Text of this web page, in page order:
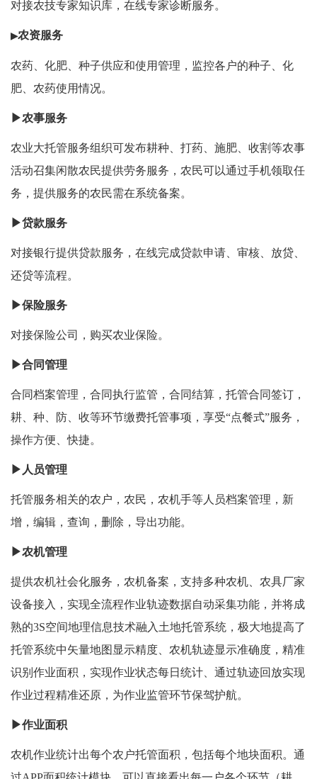
对接农技专家知识库，在线专家诊断服务。
▶农资服务
农药、化肥、种子供应和使用管理，监控各户的种子、化
肥、农药使用情况。
▶农事服务
农业大托管服务组织可发布耕种、打药、施肥、收割等农事
活动召集闲散农民提供劳务服务，农民可以通过手机领取任
务，提供服务的农民需在系统备案。
▶贷款服务
对接银行提供贷款服务，在线完成贷款申请、审核、放贷、
还贷等流程。
▶保险服务
对接保险公司，购买农业保险。
▶合同管理
合同档案管理，合同执行监管，合同结算，托管合同签订，
耕、种、防、收等环节缴费托管事项，享受“点餐式”服务，
操作方便、快捷。
▶人员管理
托管服务相关的农户，农民，农机手等人员档案管理，新
增，编辑，查询，删除，导出功能。
▶农机管理
提供农机社会化服务，农机备案，支持多种农机、农具厂家
设备接入，实现全流程作业轨迹数据自动采集功能，并将成
熟的3S空间地理信息技术融入土地托管系统，极大地提高了
托管系统中矢量地图显示精度、农机轨迹显示准确度，精准
识别作业面积，实现作业状态每日统计、通过轨迹回放实现
作业过程精准还原，为作业监管环节保驾护航。
▶作业面积
农机作业统计出每个农户托管面积，包括每个地块面积。通